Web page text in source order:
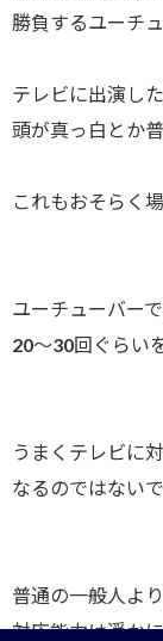
勝負するユーチ
テレビに出演し
頭が真っ白とか
これもおそらく
ユーチューバー
20～30回ぐらい
うまくテレビに
なるのではない
普通の一般人よ
対応能力は遥か